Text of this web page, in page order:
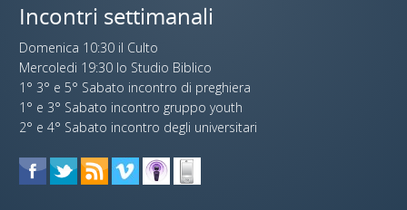
Incontri settimanali
Domenica 10:30 il Culto
Mercoledi 19:30 lo Studio Biblico
1° 3° e 5° Sabato incontro di preghiera
1° e 3° Sabato incontro gruppo youth
2° e 4° Sabato incontro degli universitari